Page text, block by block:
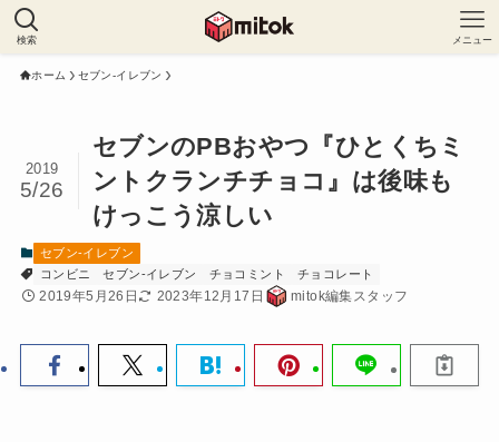
検索 メニュー
ホーム セブン-イレブン
セブンのPBおやつ『ひとくちミ
ントクランチチョコ』は後味も
けっこう涼しい
2019
5/26
セブン-イレブン
コンビニ
セブン-イレブン チョコミント チョコレート
2019年5月26日 2023年12月17日 mitok編集スタッフ